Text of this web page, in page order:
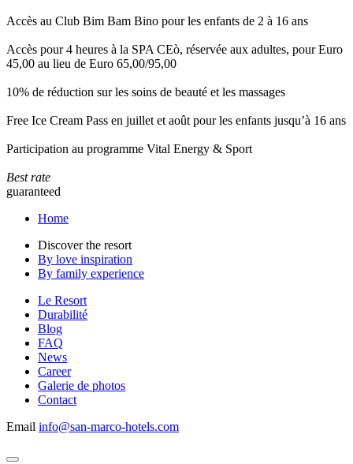
Accès au Club Bim Bam Bino pour les enfants de 2 à 16 ans
Accès pour 4 heures à la SPA CEò, réservée aux adultes, pour Euro
45,00 au lieu de Euro 65,00/95,00
10% de réduction sur les soins de beauté et les massages
Free Ice Cream Pass en juillet et août pour les enfants jusqu’à 16 ans
Participation au programme Vital Energy & Sport
Best rate
guaranteed
Home
Discover the resort
By love inspiration
By family experience
Le Resort
Durabilité
Blog
FAQ
News
Career
Galerie de photos
Contact
Email info@san-marco-hotels.com